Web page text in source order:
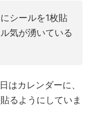
シールを1枚貼
気が湧いている
はカレンダーに、
るようにしていま